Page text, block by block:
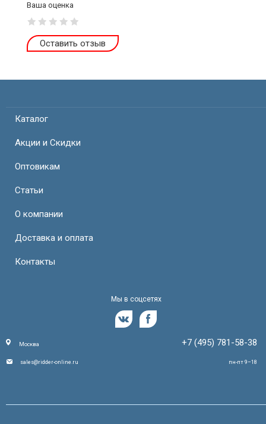
Ваша оценка
Оставить отзыв
Каталог
Акции и Скидки
Оптовикам
Статьи
О компании
Доставка и оплата
Контакты
Мы в соцсетях
+7 (495) 781-58-38
пн-пт 9–18
Москва
sales@ridder-online.ru